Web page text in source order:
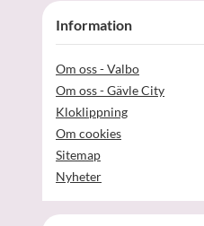
Information
Om oss - Valbo
Om oss - Gävle City
Kloklippning
Om cookies
Sitemap
Nyheter